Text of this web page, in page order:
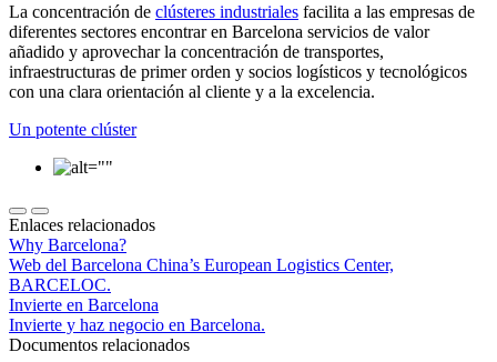
La concentración de clústeres industriales facilita a las empresas de
diferentes sectores encontrar en Barcelona servicios de valor
añadido y aprovechar la concentración de transportes,
infraestructuras de primer orden y socios logísticos y tecnológicos
con una clara orientación al cliente y a la excelencia.
Un potente clúster
Enlaces relacionados
Why Barcelona?
Web del Barcelona China’s European Logistics Center,
BARCELOC.
Invierte en Barcelona
Invierte y haz negocio en Barcelona.
Documentos relacionados